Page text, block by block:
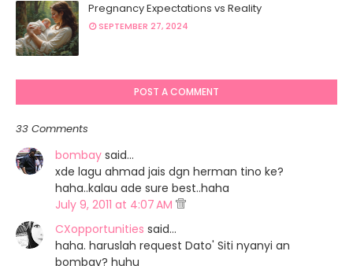
Pregnancy Expectations vs Reality
SEPTEMBER 27, 2024
POST A COMMENT
33 Comments
bombay said…
xde lagu ahmad jais dgn herman tino ke?
haha..kalau ade sure best..haha
July 9, 2011 at 4:07 AM
CXopportunities said…
haha. haruslah request Dato' Siti nyanyi an
bombay? huhu